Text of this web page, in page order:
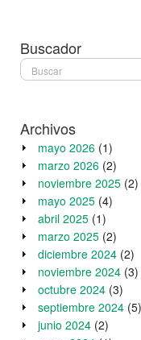
Buscador
Archivos
mayo 2026 (1)
marzo 2026 (2)
noviembre 2025 (2)
mayo 2025 (4)
abril 2025 (1)
marzo 2025 (2)
diciembre 2024 (2)
noviembre 2024 (3)
octubre 2024 (3)
septiembre 2024 (5)
junio 2024 (2)